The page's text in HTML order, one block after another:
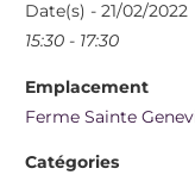
Date(s) - 21/02/2022
15:30 - 17:30
Emplacement
Ferme Sainte
Catégories